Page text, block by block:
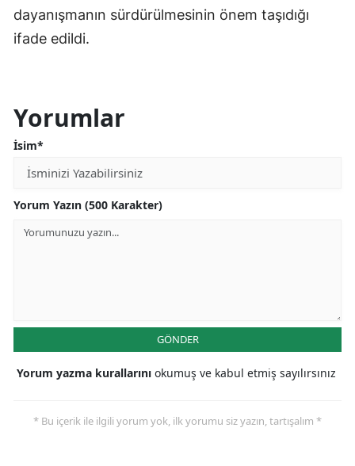
dayanışmanın sürdürülmesinin önem taşıdığı
ifade edildi.
Yorumlar
İsim*
Yorum Yazın (500 Karakter)
GÖNDER
Yorum yazma kurallarını okumuş ve kabul etmiş sayılırsınız
* Bu içerik ile ilgili yorum yok, ilk yorumu siz yazın, tartışalım *